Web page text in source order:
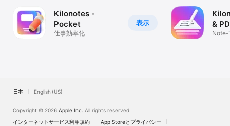
表示
Kilonotes -
Pocket
仕事効率化
&
Note-
日本 English (US)
Copyright © 2026 Apple Inc. All rights reserved.
インターネットサービス利用規約
App Storeとプライバシー